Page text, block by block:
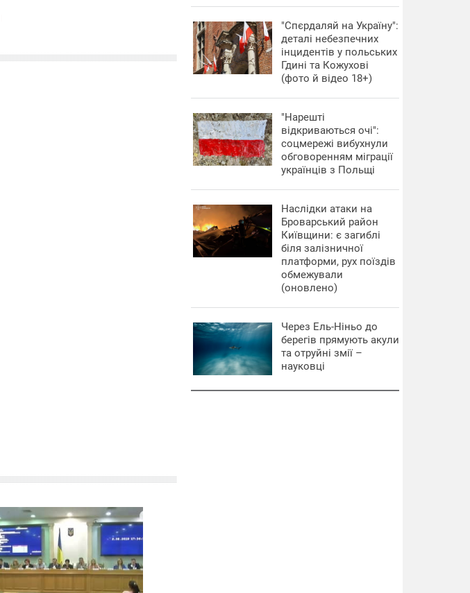
"Спєрдаляй на Україну":
деталі небезпечних
інцидентів у польських
Гдині та Кожухові
(фото й відео 18+)
"Нарешті
відкриваються очі":
соцмережі вибухнули
обговоренням міграції
українців з Польщі
Наслідки атаки на
Броварський район
Київщини: є загиблі
біля залізничної
платформи, рух поїздів
обмежували
(оновлено)
Через Ель-Ніньо до
берегів прямують акули
та отруйні змії –
науковці